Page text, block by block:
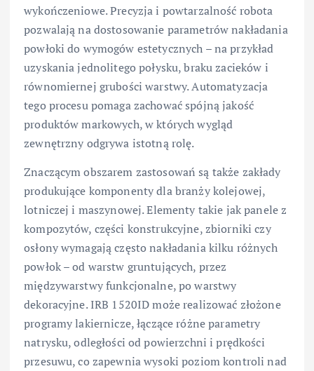
wykończeniowe. Precyzja i powtarzalność robota
pozwalają na dostosowanie parametrów nakładania
powłoki do wymogów estetycznych – na przykład
uzyskania jednolitego połysku, braku zacieków i
równomiernej grubości warstwy. Automatyzacja
tego procesu pomaga zachować spójną jakość
produktów markowych, w których wygląd
zewnętrzny odgrywa istotną rolę.
Znaczącym obszarem zastosowań są także zakłady
produkujące komponenty dla branży kolejowej,
lotniczej i maszynowej. Elementy takie jak panele z
kompozytów, części konstrukcyjne, zbiorniki czy
osłony wymagają często nakładania kilku różnych
powłok – od warstw gruntujących, przez
międzywarstwy funkcjonalne, po warstwy
dekoracyjne. IRB 1520ID może realizować złożone
programy lakiernicze, łączące różne parametry
natrysku, odległości od powierzchni i prędkości
przesuwu, co zapewnia wysoki poziom kontroli nad